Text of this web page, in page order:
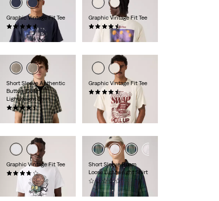
Graphic Vintage Fit Tee
(8)
34,95 €
Graphic Vintage Fit Tee
(8)
34,95 €
Short Sleeve Authentic
Button-Down
Lightweight Shirt
(20)
59,95 €
Graphic Vintage Fit Tee
(8)
34,95 €
Graphic Vintage Fit Tee
(3)
Short Sleeve Roam
Loose Lightweight Shirt
(0)
64,95 €